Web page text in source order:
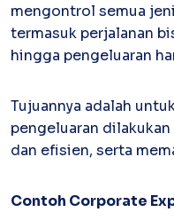
Buyer Portal
Sederhanakan
Open API
Others
Integrasi
Inventory
Atur stok
mengontrol semua
termasuk perjalanan
hingga pengeluaran
Tujuannya adalah
pengeluaran
dan efisien, serta
Contoh Corporate